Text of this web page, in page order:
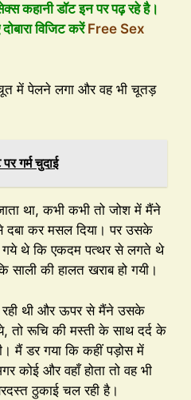
कहानी डॉट इन पर पढ़ रहे है।
विजिट करेंFree Sex
में पेलने लगा और वह भी चूतड़
गर्म चुदाई
था, कभी कभी तो जोश में मैंने
दबा कर मसल दिया। पर उसके
गये थे कि एकदम पत्थर से लगते थे
साली की हालत खराब हो गयी।
थी और ऊपर से मैंने उसके
तो रूचि की मस्ती के साथ दर्द के
मैं डर गया कि कहीं पड़ोस में
कोई और वहाँ होता तो वह भी
ठुकाई चल रही है।